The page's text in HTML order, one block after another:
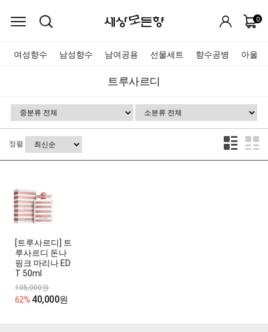
0
여성향수 남성향수 남여공용 선물세트 향수공병 아울렛
트루사르디
정렬
[트루사르디] 트
루사르디 돈나
핑크 마리나 ED
T 50ml
105,000원
62% 40,000원